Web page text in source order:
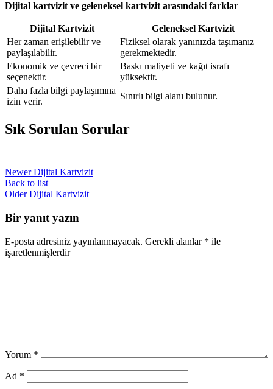
Dijital kartvizit ve geleneksel kartvizit arasındaki farklar
Dijital Kartvizit
Geleneksel Kartvizit
Her zaman erişilebilir ve
paylaşılabilir.
Fiziksel olarak yanınızda taşımanız
gerekmektedir.
Ekonomik ve çevreci bir
seçenektir.
Baskı maliyeti ve kağıt israfı
yüksektir.
Daha fazla bilgi paylaşımına
izin verir.
Sınırlı bilgi alanı bulunur.
Sık Sorulan Sorular
Newer Dijital Kartvizit
Back to list
Older Dijital Kartvizit
Bir yanıt yazın
E-posta adresiniz yayınlanmayacak. Gerekli alanlar * ile
işaretlenmişlerdir
Yorum *
Ad *